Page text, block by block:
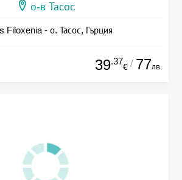
о-в Тасос
Filoxenia - о. Тасос, Гърция
39.37
€ / 77лв.